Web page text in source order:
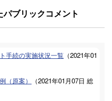
ブリックコメント
手続の実施状況一覧 （2021年01
（原案）
（2021年01月07日 総